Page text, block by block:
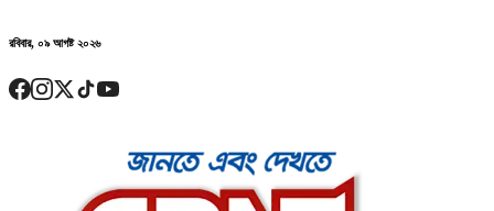
রবিবার, ০৯ আগষ্ট ২০২৬